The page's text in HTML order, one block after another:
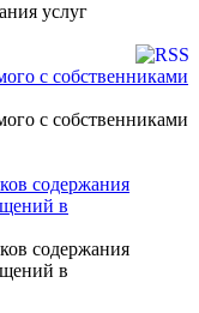
услуг
с собственниками
с собственниками
содержания
в
содержания
в